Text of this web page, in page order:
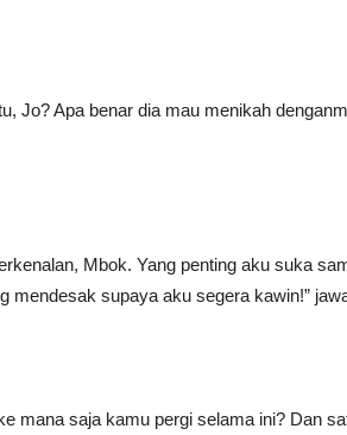
Jo? Apa benar dia mau menikah
Mbok. Yang penting aku suka
mendesak supaya aku segera kawin!”
mana saja kamu pergi selama ini? Dan